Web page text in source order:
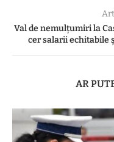
Val de nemulțumiri la
cer salarii echitabile
AR